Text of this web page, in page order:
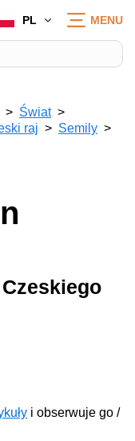
PL MENU
Świat
raj Semily
i obserwuje go /